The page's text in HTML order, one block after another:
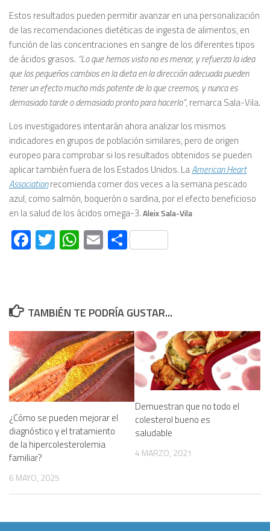
Estos resultados pueden permitir avanzar en una personalización
de las recomendaciones dietéticas de ingesta de alimentos, en
función de las concentraciones en sangre de los diferentes tipos
de ácidos grasos. “Lo que hemos visto no es menor, y refuerza la idea
que los pequeños cambios en la dieta en la dirección adecuada pueden
tener un efecto mucho más potente de lo que creemos, y nunca es
demasiado tarde o demasiado pronto para hacerlo”, remarca Sala-Vila.
Los investigadores intentarán ahora analizar los mismos
indicadores en grupos de población similares, pero de origen
europeo para comprobar si los resultados obtenidos se pueden
aplicar también fuera de los Estados Unidos. LaAmerican Heart
Associationrecomienda comer dos veces a la semana pescado
azul, como salmón, boquerón o sardina, por el efecto beneficioso
en la salud de los ácidos omega-3. Aleix Sala-Vila
Facebook
Twitter
WhatsApp
EmailCompartir
TAMBIÉN TE PODRÍA GUSTAR...
¿Cómo se pueden mejorar el
diagnóstico y el tratamiento
de la hipercolesterolemia
familiar?
6 MAYO, 2025
Demuestran que no todo el
colesterol bueno es
saludable
4 MARZO, 2021